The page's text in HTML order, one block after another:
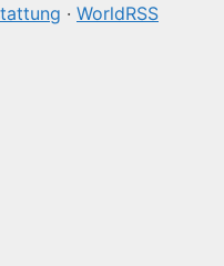
· WorldRSS